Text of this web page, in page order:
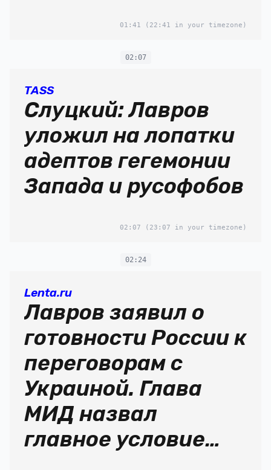
01:41 (22:41 in your timezone)
02:07
TASS
Слуцкий: Лавров
уложил на лопатки
адептов гегемонии
Запада и русофобов
02:07 (23:07 in your timezone)
02:24
Lenta.ru
Лавров заявил о
готовности России к
переговорам с
Украиной. Глава
МИД назвал
главное условие